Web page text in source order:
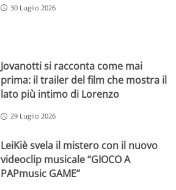
30 Luglio 2026
Jovanotti si racconta come mai
prima: il trailer del film che mostra il
lato più intimo di Lorenzo
29 Luglio 2026
LeiKiè svela il mistero con il nuovo
videoclip musicale “GIOCO A
PAPmusic GAME”